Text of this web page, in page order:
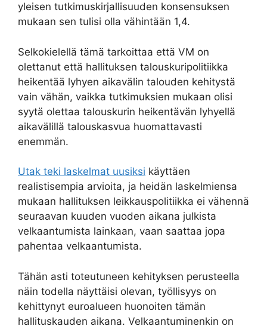
yleisen tutkimuskirjallisuuden konsensuksen
mukaan sen tulisi olla vähintään 1,4.
Selkokielellä tämä tarkoittaa että VM on
olettanut että hallituksen talouskuripolitiikka
heikentää lyhyen aikavälin talouden kehitystä
vain vähän, vaikka tutkimuksien mukaan olisi
syytä olettaa talouskurin heikentävän lyhyellä
aikavälillä talouskasvua huomattavasti
enemmän.
Utak teki laskelmat uusiksi käyttäen
realistisempia arvioita, ja heidän laskelmiensa
mukaan hallituksen leikkauspolitiikka ei vähennä
seuraavan kuuden vuoden aikana julkista
velkaantumista lainkaan, vaan saattaa jopa
pahentaa velkaantumista.
Tähän asti toteutuneen kehityksen perusteella
näin todella näyttäisi olevan, työllisyys on
kehittynyt euroalueen huonoiten tämän
hallituskauden aikana. Velkaantuminenkin on